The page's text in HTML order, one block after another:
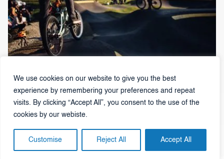
We use cookies on our website to give you the best
experience by remembering your preferences and repeat
visits. By clicking “Accept All”, you consent to the use of the
cookies by our webiste.
Customise Reject All Accept All
7 razloga zašto su urbani sportski parkovi jedna od
najučinkovitijih investicija u javni prostor